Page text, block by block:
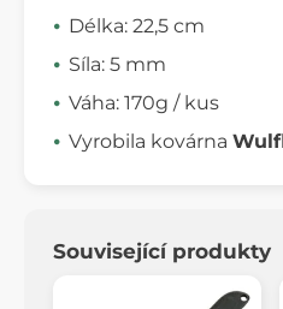
Délka: 22,5 cm
Síla: 5 mm
Váha: 170g / kus
Vyrobila kovárna
Související produkty